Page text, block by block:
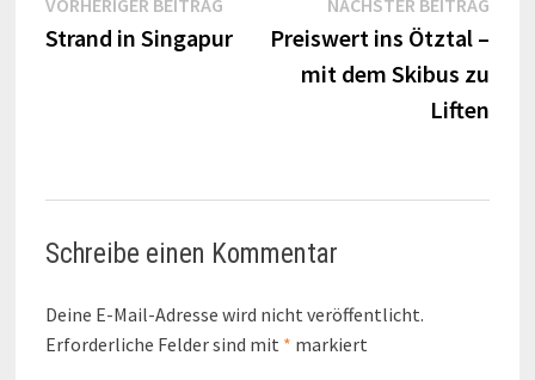
Beitragsnavigation
Beitrag:
Strand in Singapur
Preiswert ins Ötztal –
mit dem Skibus zu
Liften
Schreibe einen Kommentar
Deine E-Mail-Adresse wird nicht veröffentlicht.
Erforderliche Felder sind mit * markiert